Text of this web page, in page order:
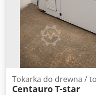
Tokarka do drewna /
CentauroT-star